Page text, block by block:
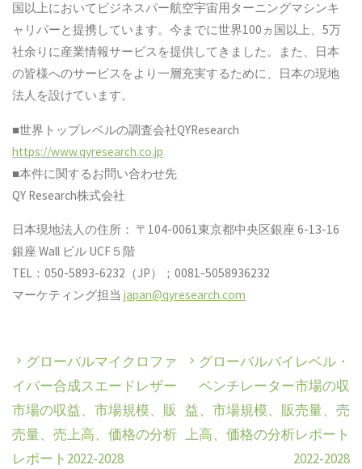
国以上においてビジネスパー航空宇宙用ターニングマシンキ
ャリパーと提携しています。今までに世界100ヵ国以上、5万
社余りに産業情報サービスを提供してきました。また、日本
の皆様へのサービスをより一層充実するために、日本の現地
法人を設けています。
■世界トップレベルの調査会社QYResearch
https://www.qyresearch.co.jp
■本件に関するお問い合わせ先
QY Research株式会社
日本現地法人の住所： 〒104-0061東京都中央区銀座 6-13-16
銀座 Wall ビル UCF５階
TEL：050-5893-6232（JP）；0081-5058936232
マーケティング担当japan@qyresearch.com
グローバルマイクロファ
イバー合成スエードレザー
市場の収益、市場規模、販
売量、売上高、価格の分析
レポート2022-2028
グローバルバイレベル・
ベンチレーター市場の収
益、市場規模、販売量、売
上高、価格の分析レポート
2022-2028